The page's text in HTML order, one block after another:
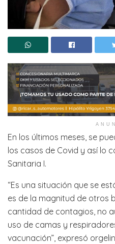
En los últimos meses, se
los casos de Covid y así lo
Sanitaria I.
“Es una situación que se
es de la magnitud de otros
cantidad de contagios, no
uso de camas y
vacunación”, expresó